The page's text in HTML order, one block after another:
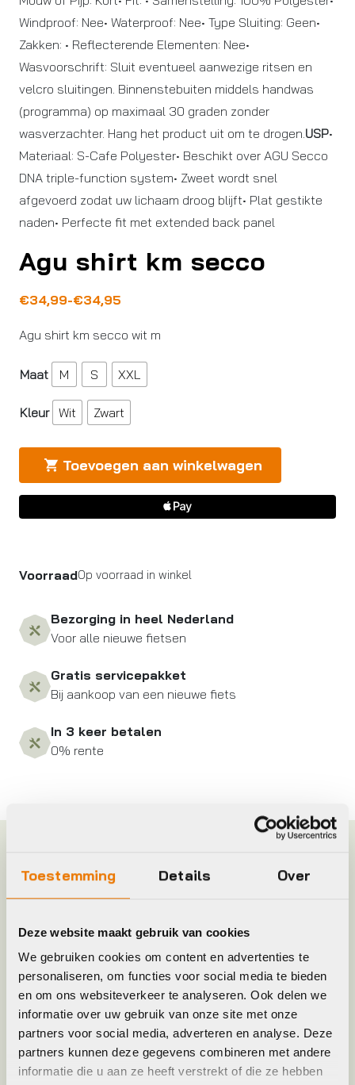
Toestemming Details Over
Deze website maakt gebruik van cookies
We gebruiken cookies om content en advertenties te
personaliseren, om functies voor social media te bieden
en om ons websiteverkeer te analyseren. Ook delen we
informatie over uw gebruik van onze site met onze
partners voor social media, adverteren en analyse. Deze
partners kunnen deze gegevens combineren met andere
informatie die u aan ze heeft verstrekt of die ze hebben
Windproof: Nee• Waterproof: Nee• Type Sluiting: Geen•
Zakken: • Reflecterende Elementen: Nee•
Wasvoorschrift: Sluit eventueel aanwezige ritsen en
velcro sluitingen. Binnenstebuiten middels handwas
(programma) op maximaal 30 graden zonder
wasverzachter. Hang het product uit om te drogen.USP•
Materiaal: S-Cafe Polyester• Beschikt over AGU Secco
DNA triple-function system• Zweet wordt snel
afgevoerd zodat uw lichaam droog blijft• Plat gestikte
naden• Perfecte fit met extended back panel
Agu shirt km secco
€34,95
-
€34,99
Prijsklasse:
tot
€34,99
Agu shirt km secco wit m
Maat M S XXL
Kleur Wit Zwart
Toevoegen aan winkelwagen
VoorraadOp voorraad in winkel
Bezorging in heel Nederland
Voor alle nieuwe fietsen
Gratis servicepakket
Bij aankoop van een nieuwe fiets
In 3 keer betalen
0% rente
Specificaties
Frame Type
Hoofdkleur Wit, Zwart
Keyword T-SHIRT
Leverstatus Niet meer leverbaar